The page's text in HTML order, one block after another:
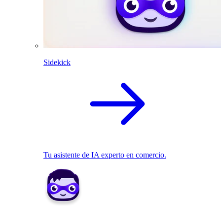
Sidekick
Tu asistente de IA experto en comercio.